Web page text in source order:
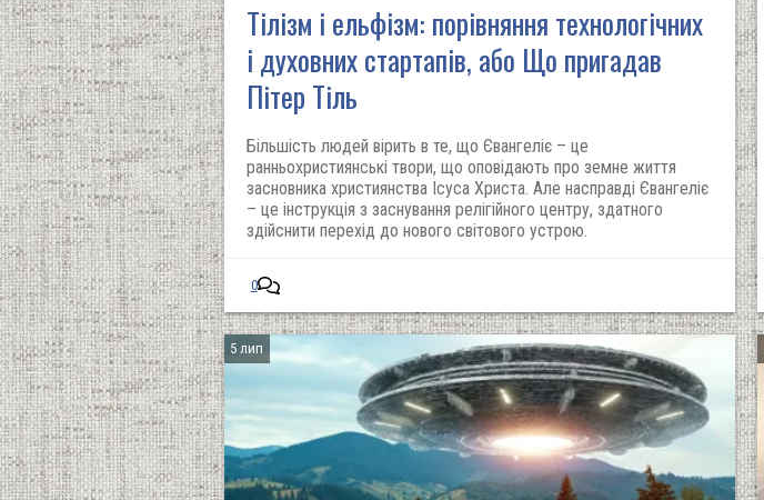
Тілізм і ельфізм: порівняння технологічних
і духовних стартапів, або Що пригадав
Пітер Тіль
Більшість людей вірить в те, що Євангеліє – це
ранньохристиянські твори, що оповідають про земне життя
засновника християнства Ісуса Христа. Але насправді Євангеліє
– це інструкція з заснування релігійного центру, здатного
здійснити перехід до нового світового устрою.
0
5 лип